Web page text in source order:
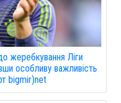
жеребкування Ліги
особливу важливість
bigmir)net